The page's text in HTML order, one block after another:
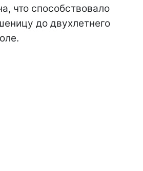
что способствовало
до двухлетнего